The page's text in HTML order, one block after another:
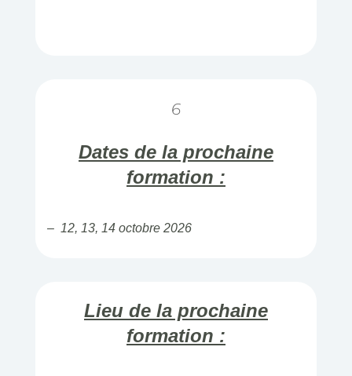
6
Dates de la prochaine
formation :
– 12, 13, 14 octobre 2026
Lieu de la prochaine
formation :